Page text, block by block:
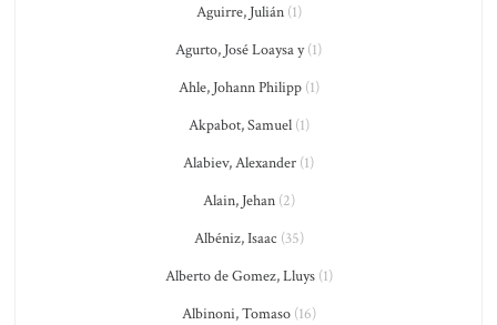
Aguirre, Julián(1)
Agurto, José Loaysa y(1)
Ahle, Johann Philipp(1)
Akpabot, Samuel(1)
Alabiev, Alexander (1)
Alain, Jehan(2)
Albéniz, Isaac (35)
Alberto de Gomez, Lluys(1)
Albinoni, Tomaso(16)